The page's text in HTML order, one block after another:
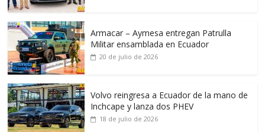
Armacar – Aymesa entregan Patrulla
Militar ensamblada en Ecuador
20 de julio de 2026
Volvo reingresa a Ecuador de la mano de
Inchcape y lanza dos PHEV
18 de julio de 2026